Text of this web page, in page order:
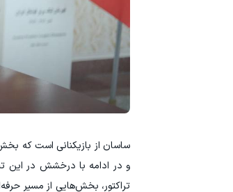
ساسان از بازیکنانی است که
و در ادامه با درخشش در این
تراکتور، بخش‌هایی از مسیر